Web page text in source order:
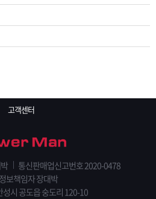
고객센터
통신판매업신고번호 2020-0478
보책임자 장대박
성시 공도읍 숭도리 120-10